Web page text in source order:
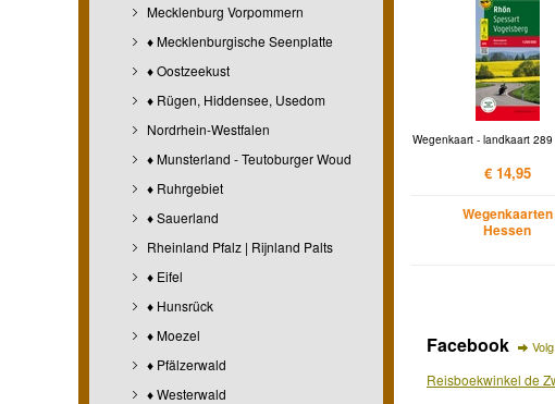
Mecklenburg Vorpommern
♦ Mecklenburgische Seenplatte
♦ Oostzeekust
♦ Rügen, Hiddensee, Usedom
Nordrhein-Westfalen
♦ Munsterland - Teutoburger Woud
♦ Ruhrgebiet
♦ Sauerland
Rheinland Pfalz | Rijnland Palts
♦ Eifel
♦ Hunsrück
♦ Moezel
♦ Pfälzerwald
♦ Westerwald
Wegenkaart - landkaart
€ 14,95
Wegenkaarten
Hessen
Facebook
Reisboekwinkel de